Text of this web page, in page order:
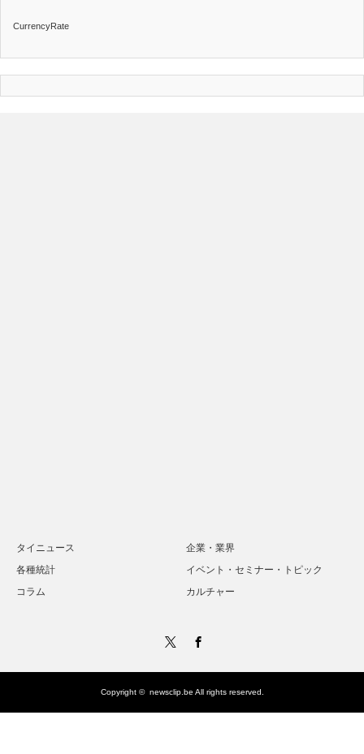
CurrencyRate
タイニュース
企業・業界
各種統計
イベント・セミナー・トピック
コラム
カルチャー
Copyright © newsclip.be All rights reserved.